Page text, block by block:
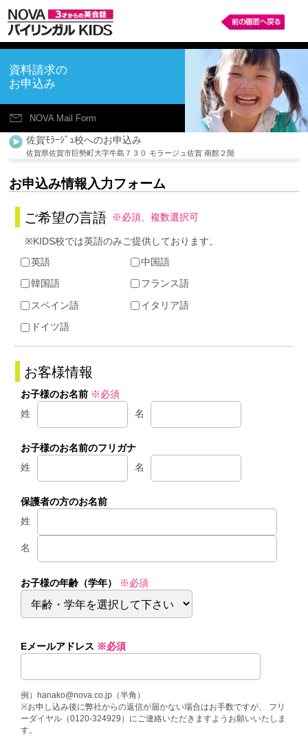
資料請求の
お申込み
NOVA Mail Form
佐賀ﾓﾗｰｼﾞｭ校へのお申込み
佐賀県佐賀市巨勢町大字牛島７３０ モラージュ佐賀 南館２階
お申込み情報入力フォーム
ご希望の言語 ※必須、複数選択可
※KIDS校では英語のみご提供しております。
英語
中国語
韓国語
フランス語
スペイン語
イタリア語
ドイツ語
お客様情報
お子様のお名前 ※必須
姓
名
お子様のお名前のフリガナ
姓
名
保護者の方のお名前
姓
名
お子様の年齢（学年） ※必須
Eメールアドレス ※必須
例）hanako@nova.co.jp（半角）
※お申し込み後に弊社からの返信が届かない場合はお手数ですが、 フリ
ーダイヤル（0120-324929）にご連絡いただきますようお願いいたしま
す。